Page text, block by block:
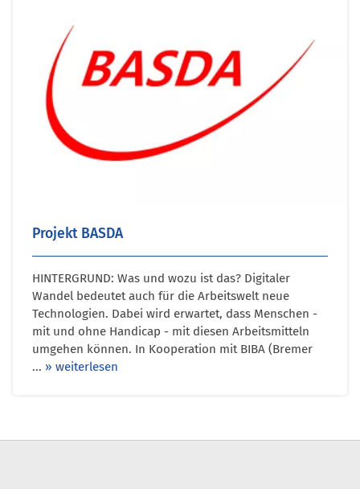
Projekt BASDA
HINTERGRUND: Was und wozu ist das? Digitaler
Wandel bedeutet auch für die Arbeitswelt neue
Technologien. Dabei wird erwartet, dass Menschen -
mit und ohne Handicap - mit diesen Arbeitsmitteln
umgehen können. In Kooperation mit BIBA (Bremer
... » weiterlesen